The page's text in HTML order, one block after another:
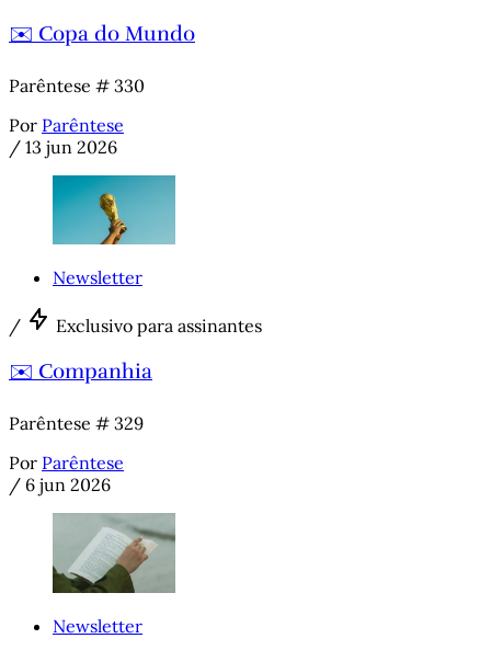
✉️ Copa do Mundo
Parêntese # 330
Por Parêntese
/ 13 jun 2026
Newsletter
/ Exclusivo para assinantes
✉️ Companhia
Parêntese # 329
Por Parêntese
/ 6 jun 2026
Newsletter